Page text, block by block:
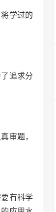
学过的
追求分
审题，
有科学